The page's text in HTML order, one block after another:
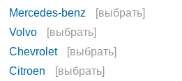
Mercedes-benz
[выбрать]
Volvo
[выбрать]
Chevrolet
[выбрать]
Citroen
[выбрать]